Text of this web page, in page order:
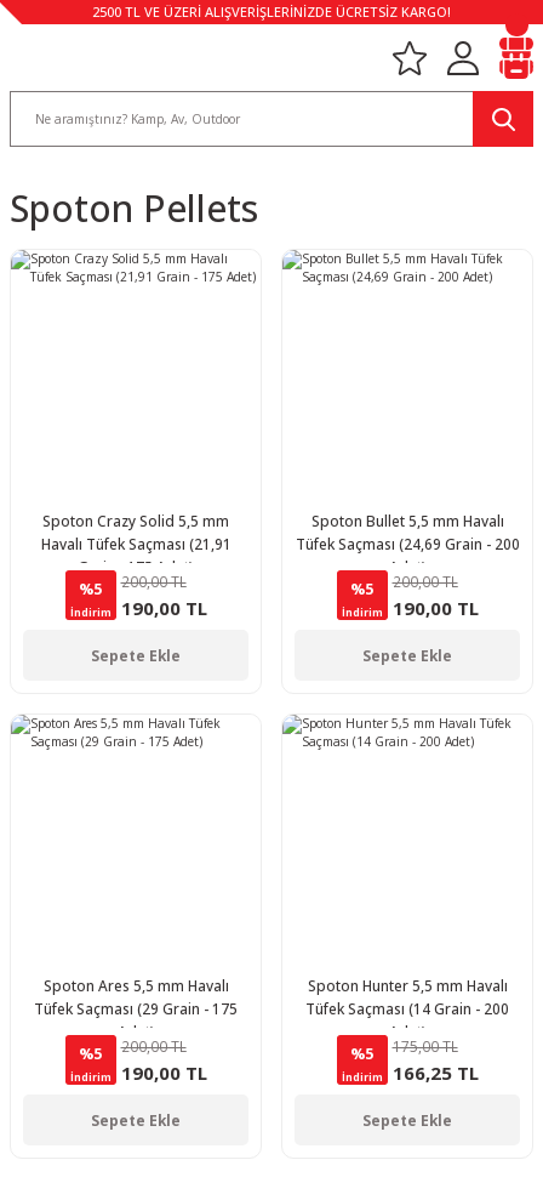
2500 TL VE ÜZERİ ALIŞVERİŞLERİNİZDE ÜCRETSİZ KARGO!
Spoton Pellets
Spoton Crazy Solid 5,5 mm
Havalı Tüfek Saçması (21,91
Grain - 175 Adet)
%5
İndirim
200,00 TL
190,00 TL
Sepete Ekle
Spoton Bullet 5,5 mm Havalı
Tüfek Saçması (24,69 Grain - 200
Adet)
%5
İndirim
200,00 TL
190,00 TL
Sepete Ekle
Spoton Ares 5,5 mm Havalı
Tüfek Saçması (29 Grain - 175
Adet)
%5
İndirim
200,00 TL
190,00 TL
Sepete Ekle
Spoton Hunter 5,5 mm Havalı
Tüfek Saçması (14 Grain - 200
Adet)
%5
İndirim
175,00 TL
166,25 TL
Sepete Ekle